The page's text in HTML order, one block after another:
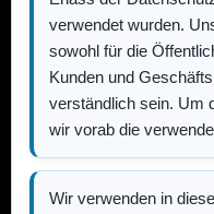
verwendet wurden.
sowohl für die
Kunden und
verständlich sein. Um
wir vorab die
Wir verwenden in